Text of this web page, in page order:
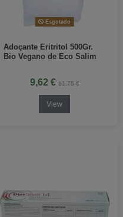
Esgotado
Adoçante Eritritol 500Gr.
Bio Vegano de Eco Salim
9,62 €11,75 €
View